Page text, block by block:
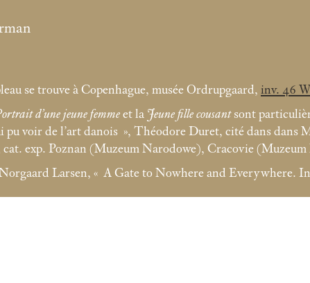
se trouve à Copenhague, musée Ordrupgaard, inv. 46
d’une jeune femme et la Jeune fille cousantsont
pu voir de l’art danois », Théodore Duret, cité dans dans
cat. exp. Poznan (Muzeum Narodowe), Cracovie
Larsen, « A Gate to Nowhere and Everywhere.